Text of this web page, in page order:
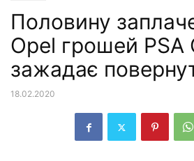
Половину
Opel грошей PSA
зажадає
18.02.2020